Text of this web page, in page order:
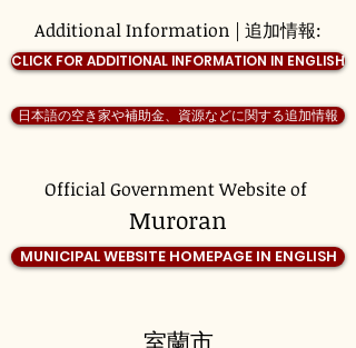
Additional Information | 追加情報:
CLICK FOR ADDITIONAL INFORMATION IN ENGLISH
Official Government Website of
Muroran
日本語の空き家や補助金、資源などに関する追加情報
MUNICIPAL WEBSITE HOMEPAGE IN ENGLISH
室蘭市